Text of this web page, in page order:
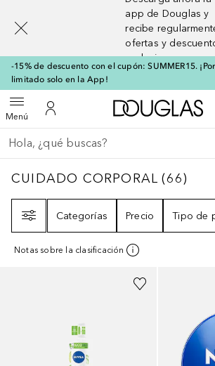
app de Douglas y
recibe
ofertas y
exclusivos
-15% de descuento con el cupón: SUMMER15.
limitado solo en la App!
MenúAbrir menúMi cuenta
A
Regresar
Ejecutar búsqueda
CUIDADO CORPORAL66
CUIDADO CORPORAL (66)
Categorías
Precio Tipo de
Notas sobre la clasificación
[navigation.slideout.screenreader]